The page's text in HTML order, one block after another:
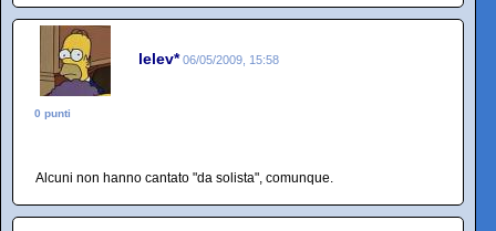
lelev* 06/05/2009, 15:58
0 punti
Alcuni non hanno cantato "da solista", comunque.